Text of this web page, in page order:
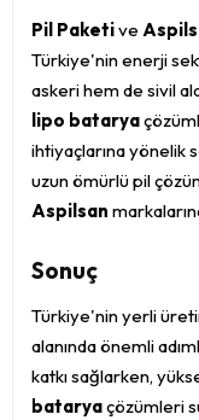
Pil Paketive
Türkiye'nin enerji
askeri hem de sivil
lipo batarya
ihtiyaçlarına yönelik
uzun ömürlü pil
Aspilsan
Sonuç
Türkiye'nin yerli
alanında önemli
katkı sağlarken,
bataryaçözümleri